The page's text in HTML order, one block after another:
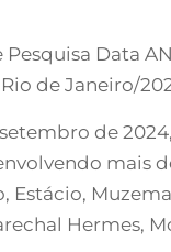
Data
de Janeiro/
de
mais
Estácio,
Hermes,